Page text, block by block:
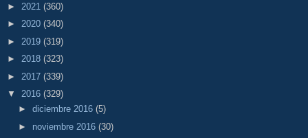
► 2021 (360)
► 2020 (340)
► 2019 (319)
► 2018 (323)
► 2017 (339)
▼ 2016 (329)
► diciembre 2016 (5)
► noviembre 2016 (30)